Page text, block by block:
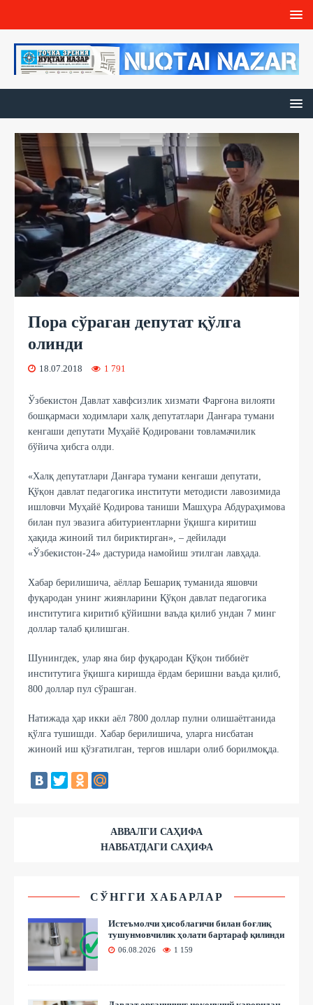
Пора сўраган депутат қўлга
олинди
18.07.2018 1 791
Ўзбекистон Давлат хавфсизлик хизмати Фарғона вилояти
бошқармаси ходимлари халқ депутатлари Данғара тумани
кенгаши депутати Муҳайё Қодировани товламачилик
бўйича ҳибсга олди.
«Халқ депутатлари Данғара тумани кенгаши депутати,
Қўқон давлат педагогика институти методисти лавозимида
ишловчи Муҳайё Қодирова таниши Машҳура Абдураҳимова
билан пул эвазига абитуриентларни ўқишга киритиш
ҳақида жиноий тил бириктирган», – дейилади
«Ўзбекистон-24» дастурида намойиш этилган лавҳада.
Хабар берилишича, аёллар Бешариқ туманида яшовчи
фуқародан унинг жиянларини Қўқон давлат педагогика
институтига киритиб қўйишни ваъда қилиб ундан 7 минг
доллар талаб қилишган.
Шунингдек, улар яна бир фуқародан Қўқон тиббиёт
институтига ўқишга киришда ёрдам беришни ваъда қилиб,
800 доллар пул сўрашган.
Натижада ҳар икки аёл 7800 доллар пулни олишаётганида
қўлга тушишди. Хабар берилишича, уларга нисбатан
жиноий иш қўзғатилган, тергов ишлари олиб борилмоқда.
АВВАЛГИ САҲИФА
НАВБАТДАГИ САҲИФА
СЎНГГИ ХАБАРЛАР
Истеъмолчи ҳисоблагичи билан боғлиқ
тушунмовчилик ҳолати бартараф қилинди
06.08.2026 1 159